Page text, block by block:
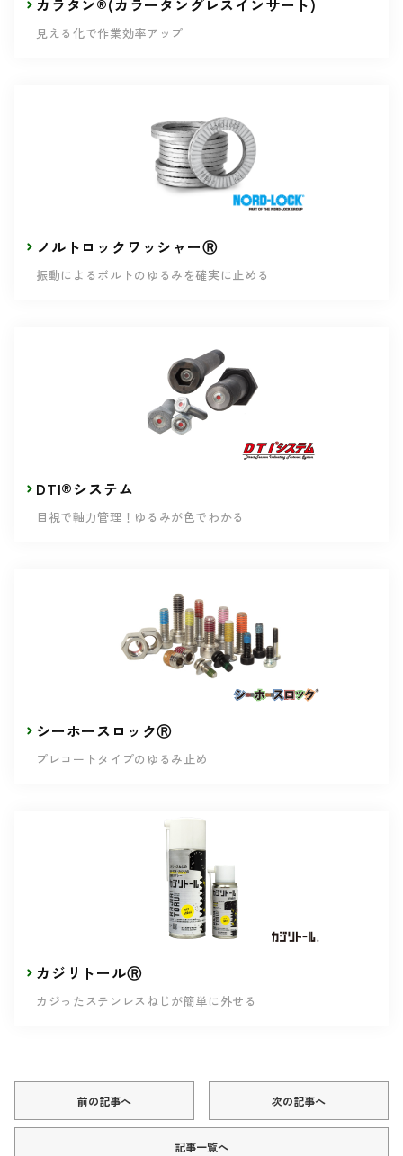
カラタン®(カラータングレスインサート)
見える化で作業効率アップ
ノルトロックワッシャーⓇ
振動によるボルトのゆるみを確実に止める
DTI®システム
目視で軸力管理！ゆるみが色でわかる
シーホースロックⓇ
プレコートタイプのゆるみ止め
カジリトールⓇ
カジったステンレスねじが簡単に外せる
前の記事へ
記事一覧へ
次の記事へ